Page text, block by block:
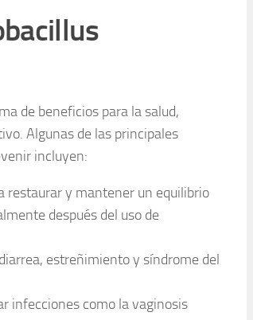
de beneficios para la salud,
Algunas de las principales
incluyen:
restaurar y mantener un equilibrio
después del uso de
estreñimiento y síndrome del
infecciones como la vaginosis